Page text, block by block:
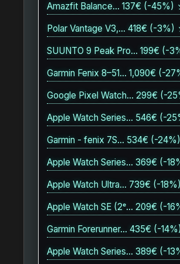
Amazfit Balance… 137€ (-45%)
Polar Vantage V3,… 418€ (-3%)
SUUNTO 9 Peak Pro… 199€ (-
Garmin Fenix 8–51… 1,090€ (-
Google Pixel Watch… 299€ (-
Apple Watch Series… 546€ (-
Garmin - fenix 7S… 534€ (-
Apple Watch Series… 369€ (-
Apple Watch Ultra… 739€ (-
Apple Watch SE (2ᵉ… 209€ (-
Garmin Forerunner… 435€ (-
Apple Watch Series… 389€ (-